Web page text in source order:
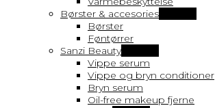
Børster & accesories
Børster
Føntørrer
Sanzi Beauty
Vippe serum
Vippe og bryn conditioner
Bryn serum
Oil-free makeup fjerne